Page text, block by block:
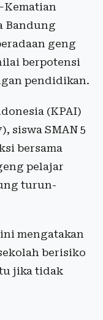
Bandung
geng
berpotensi
pendidikan.
(KPAI)
siswa SMAN 5
bersama
pelajar
turun-
mengatakan
berisiko
jika tidak